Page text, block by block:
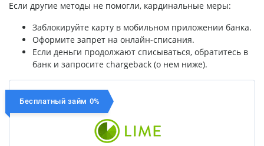
Если другие методы не помогли, кардинальные меры:
Заблокируйте карту в мобильном приложении банка.
Оформите запрет на онлайн-списания.
Если деньги продолжают списываться, обратитесь в
банк и запросите chargeback (о нем ниже).
Бесплатный займ 0%